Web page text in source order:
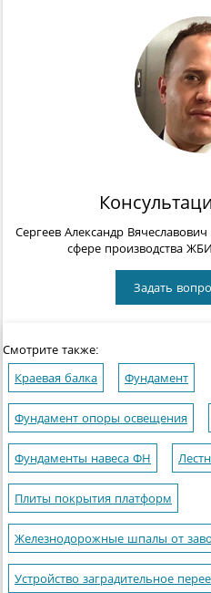
Сергеев Александр Вячеславович
сфере производства
Задать
Смотрите также:
Краевая балка Фундамент
Фундамент опоры освещения
Фундаменты навеса ФН
Плиты покрытия платформ
Железнодорожные шпалы от
Устройство заградительное